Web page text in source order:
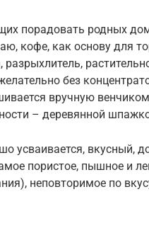
порадовать родных
кофе, как основу для
без
вручную
– деревянной
усваивается, вкусный,
пористое, пышное и
неповторимое по